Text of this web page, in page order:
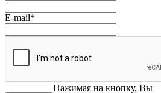
E-mail*
Нажимая на кнопку, Вы